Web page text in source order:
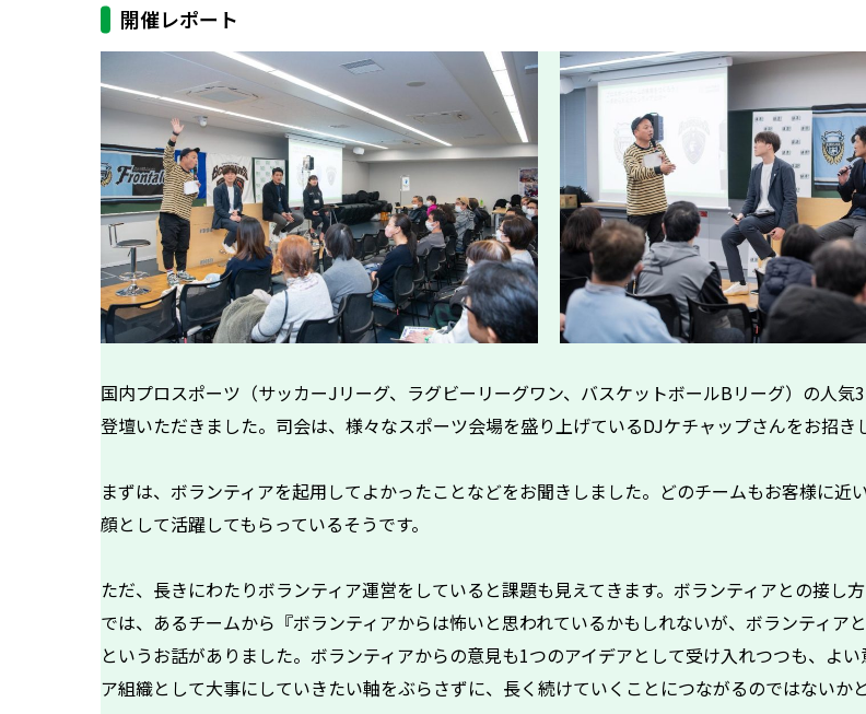
開催レポート
国内プロスポーツ（サッカーJリーグ、ラグビーリーグワン、バスケットボールBリーグ）の人
登壇いただきました。司会は、様々なスポーツ会場を盛り上げているDJケチャップさんをお招き
まずは、ボランティアを起用してよかったことなどをお聞きしました。どのチームもお客様に近
顔として活躍してもらっているそうです。
ただ、長きにわたりボランティア運営をしていると課題も見えてきます。ボランティアとの接し
では、あるチームから『ボランティアからは怖いと思われているかもしれないが、ボランティア
というお話がありました。ボランティアからの意見も1つのアイデアとして受け入れつつも、よ
ア組織として大事にしていきたい軸をぶらさずに、長く続けていくことにつながるのではないか